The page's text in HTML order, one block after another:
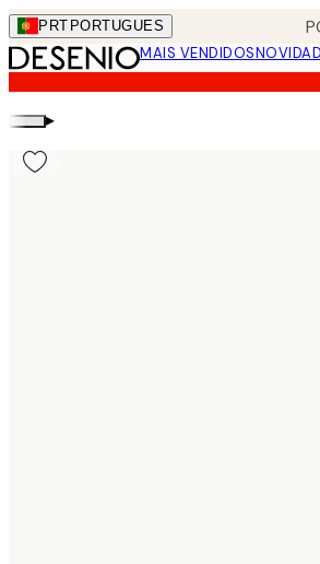
Skip
to
main
content.
PRT PORTUGUES
MAIS VENDIDOS
▸